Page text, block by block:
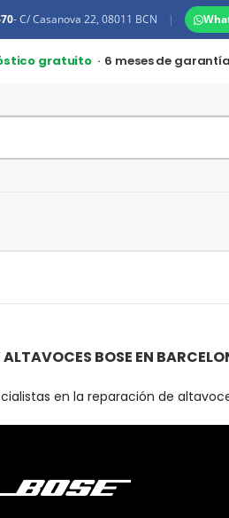
- C/ Casanova 22, 08011 BCN |
gratuito · 6 meses de garantía
BOSE EN
en la reparación de